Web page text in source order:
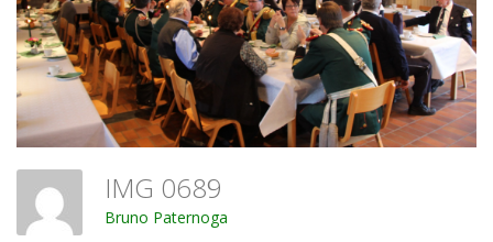
IMG 0689
Bruno Paternoga